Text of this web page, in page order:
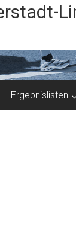
Ergebnislisten